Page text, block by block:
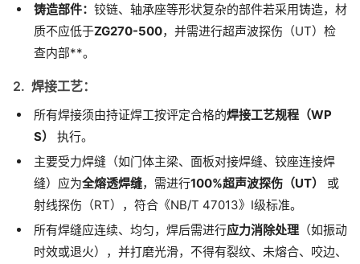
铸造部件： 铰链、轴承座等形状复杂的部件若采用铸造，材
质不应低于ZG270-500，并需进行超声波探伤（UT）检
查内部**。
2. 焊接工艺：
所有焊接须由持证焊工按评定合格的焊接工艺规程（WP
S）
执行。
主要受力焊缝（如门体主梁、面板对接焊缝、铰座连接焊
缝）应为全熔透焊缝，需进行100%超声波探伤（UT）
或
射线探伤（RT），符合《NB/T 47013》I级标准。
所有焊缝应连续、均匀，焊后需进行应力消除处理 （如振动
时效或退火），并打磨光滑，不得有裂纹、未熔合、咬边、